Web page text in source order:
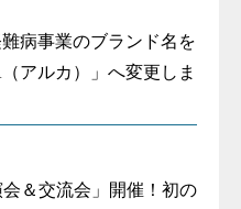
病事業のブランド名を
アルカ）」へ変更しま
＆交流会」開催！初の